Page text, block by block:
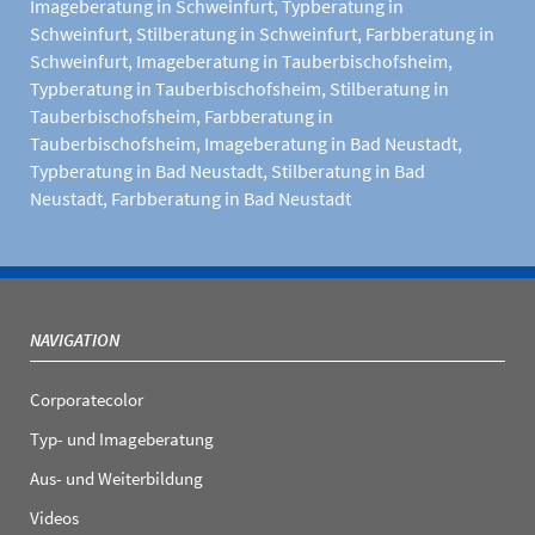
Imageberatung in Schweinfurt, Typberatung in
Schweinfurt, Stilberatung in Schweinfurt, Farbberatung in
Schweinfurt, Imageberatung in Tauberbischofsheim,
Typberatung in Tauberbischofsheim, Stilberatung in
Tauberbischofsheim, Farbberatung in
Tauberbischofsheim, Imageberatung in Bad Neustadt,
Typberatung in Bad Neustadt, Stilberatung in Bad
Neustadt, Farbberatung in Bad Neustadt
NAVIGATION
Corporatecolor
Typ- und Imageberatung
Aus- und Weiterbildung
Videos